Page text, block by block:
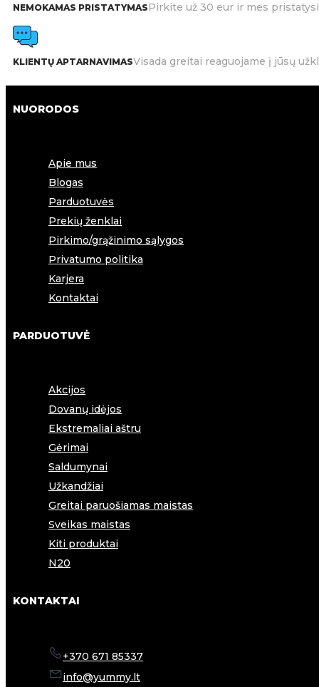
NEMOKAMAS PRISTATYMASPirkite už 30 eur ir mes
KLIENTŲ APTARNAVIMASVisada greitai reaguojame į jūsų
NUORODOS
Apie mus
Blogas
Parduotuvės
Prekių ženklai
Pirkimo/grąžinimo sąlygos
Privatumo politika
Karjera
Kontaktai
PARDUOTUVĖ
Akcijos
Dovanų idėjos
Ekstremaliai aštru
Gėrimai
Saldumynai
Užkandžiai
Greitai paruošiamas maistas
Sveikas maistas
Kiti produktai
N20
KONTAKTAI
+370 671 85337
info@yummy.lt